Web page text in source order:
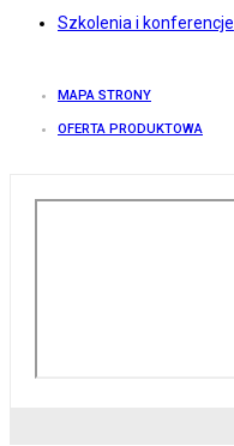
Szkolenia i konferencje
MAPA STRONY
OFERTA PRODUKTOWA